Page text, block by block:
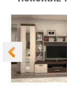
Гостиная Стиль
Атлантида-2
Белфорд
25 190 ₽
info@office-ekb.ru